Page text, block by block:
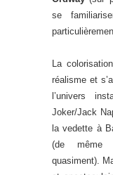
se
La
réalisme et
l’univers
Joker/Jack
la vedette à
(de même
quasiment).